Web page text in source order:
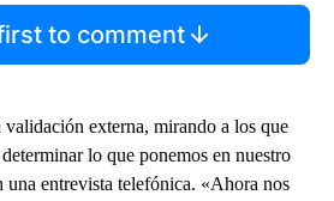
to comment
validación externa, mirando a los que
lo que ponemos en nuestro
entrevista telefónica. «Ahora nos